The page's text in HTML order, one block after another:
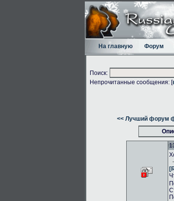
На главную Форум
Поиск:
Непрочитанные сообщения: [
<< Лучший форум